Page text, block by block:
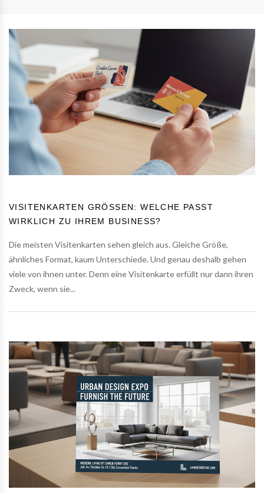
VISITENKARTEN GRÖSSEN: WELCHE PASST W
IRKLICH ZU IHREM BUSINESS?
Die meisten Visitenkarten sehen gleich aus. Gleiche Größe,
ähnliches Format, kaum Unterschiede. Und genau deshalb gehen
viele von ihnen unter. Denn eine Visitenkarte erfüllt nur dann ihren
Zweck, wenn sie...